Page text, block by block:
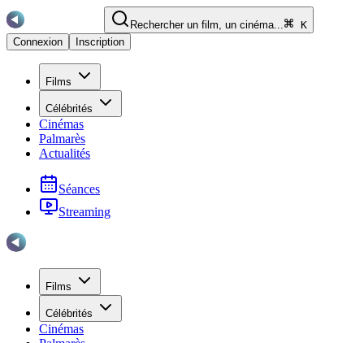
Rechercher un film, un cinéma...
K
Connexion
Inscription
Films
Célébrités
Cinémas
Palmarès
Actualités
Séances
Streaming
Films
Célébrités
Cinémas